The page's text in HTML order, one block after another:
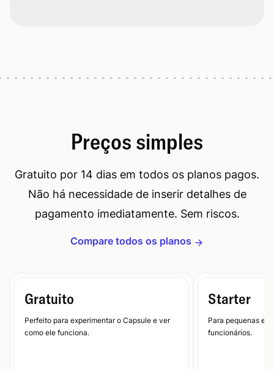
Preços simples
Gratuito por 14 dias em todos os planos pagos.
Não há necessidade de inserir detalhes de
pagamento imediatamente. Sem riscos.
Compare todos os planos
Gratuito
Perfeito para experimentar o Capsule e ver
como ele funciona.
Starter
Para pequenas
funcionários.